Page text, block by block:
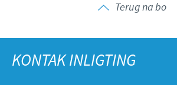
Terug na bo
KONTAK INLIGTING